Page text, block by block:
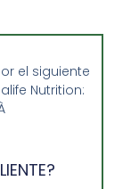
el siguiente
Nutrition: